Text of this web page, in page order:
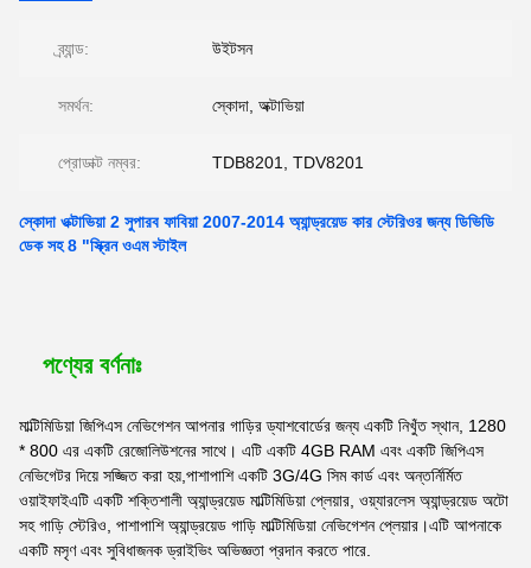
ব্র্যান্ড: উইটসন
সমর্থন: স্কোদা, অক্টাভিয়া
প্রোডাক্ট নম্বর: TDB8201, TDV8201
স্কোদা ওক্টাভিয়া 2 সুপারব ফাবিয়া 2007-2014 অ্যান্ড্রয়েড কার স্টেরিওর জন্য ডিভিডি
ডেক সহ 8 "স্ক্রিন ওএম স্টাইল
পণ্যের বর্ণনাঃ
মাল্টিমিডিয়া জিপিএস নেভিগেশন আপনার গাড়ির ড্যাশবোর্ডের জন্য একটি নিখুঁত স্থান, 1280
* 800 এর একটি রেজোলিউশনের সাথে। এটি একটি 4GB RAM এবং একটি জিপিএস
নেভিগেটর দিয়ে সজ্জিত করা হয়,পাশাপাশি একটি 3G/4G সিম কার্ড এবং অন্তর্নির্মিত
ওয়াইফাইএটি একটি শক্তিশালী অ্যান্ড্রয়েড মাল্টিমিডিয়া প্লেয়ার, ওয়্যারলেস অ্যান্ড্রয়েড অটো
সহ গাড়ি স্টেরিও, পাশাপাশি অ্যান্ড্রয়েড গাড়ি মাল্টিমিডিয়া নেভিগেশন প্লেয়ার।এটি আপনাকে
একটি মসৃণ এবং সুবিধাজনক ড্রাইভিং অভিজ্ঞতা প্রদান করতে পারে.